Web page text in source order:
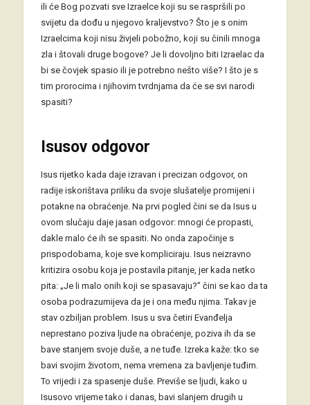
ili će Bog pozvati sve Izraelce koji su se raspršili po
svijetu da dođu u njegovo kraljevstvo? Što je s onim
Izraelcima koji nisu živjeli pobožno, koji su činili mnoga
zla i štovali druge bogove? Je li dovoljno biti Izraelac da
bi se čovjek spasio ili je potrebno nešto više? I što je s
tim prorocima i njihovim tvrdnjama da će se svi narodi
spasiti?
Isusov odgovor
Isus rijetko kada daje izravan i precizan odgovor, on
radije iskorištava priliku da svoje slušatelje promijeni i
potakne na obraćenje. Na prvi pogled čini se da Isus u
ovom slučaju daje jasan odgovor: mnogi će propasti,
dakle malo će ih se spasiti. No onda započinje s
prispodobama, koje sve kompliciraju. Isus neizravno
kritizira osobu koja je postavila pitanje, jer kada netko
pita: „Je li malo onih koji se spasavaju?” čini se kao da ta
osoba podrazumijeva da je i ona među njima. Takav je
stav ozbiljan problem. Isus u sva četiri Evanđelja
neprestano poziva ljude na obraćenje, poziva ih da se
bave stanjem svoje duše, a ne tuđe. Izreka kaže: tko se
bavi svojim životom, nema vremena za bavljenje tuđim.
To vrijedi i za spasenje duše. Previše se ljudi, kako u
Isusovo vrijeme tako i danas, bavi slanjem drugih u